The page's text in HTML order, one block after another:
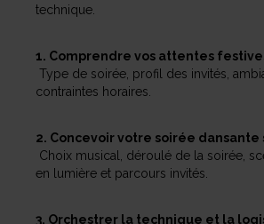
technique.
1. Comprendre vos attentes
Type de soirée, profil des invités,
contraintes horaires.
2. Concevoir votre soirée dansante
Choix musical, déroulé de la soirée,
en lumière et parcours invités.
3. Orchestrer la technique et la